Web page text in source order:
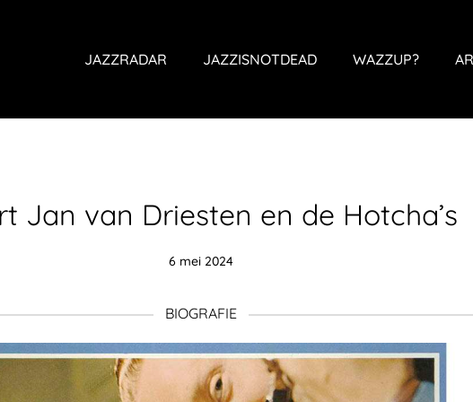
JAZZRADAR JAZZISNOTDEAD WAZZUP?
Jan van Driesten en de Hotcha’s
6 mei 2024
BIOGRAFIE